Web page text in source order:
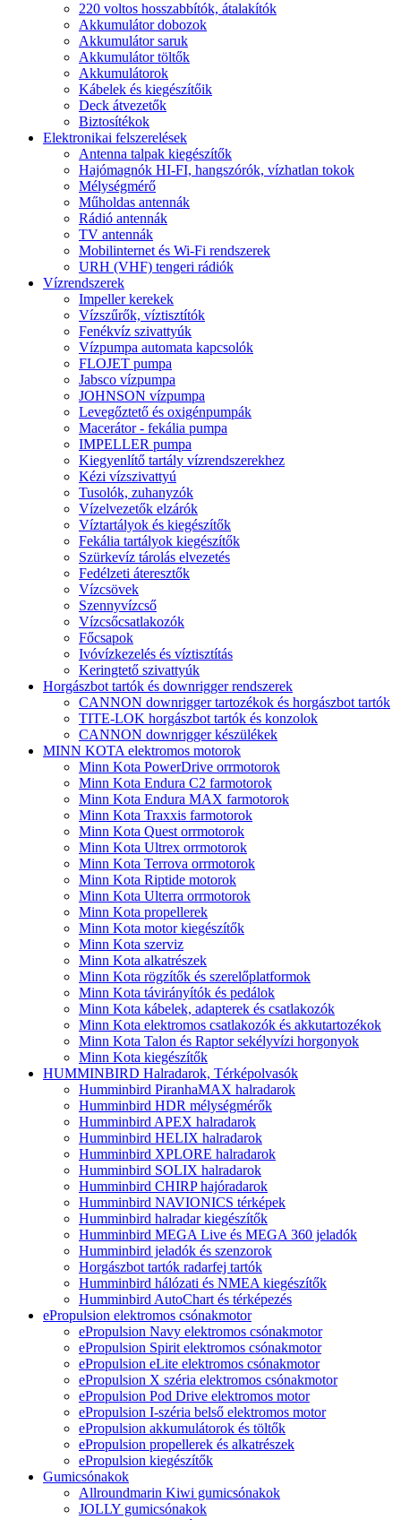
220 voltos hosszabbítók, átalakítók
Akkumulátor dobozok
Akkumulátor saruk
Akkumulátor töltők
Akkumulátorok
Kábelek és kiegészítőik
Deck átvezetők
Biztosítékok
Elektronikai felszerelések
Antenna talpak kiegészítők
Hajómagnók HI-FI, hangszórók, vízhatlan tokok
Mélységmérő
Műholdas antennák
Rádió antennák
TV antennák
Mobilinternet és Wi-Fi rendszerek
URH (VHF) tengeri rádiók
Vízrendszerek
Impeller kerekek
Vízszűrők, víztisztítók
Fenékvíz szivattyúk
Vízpumpa automata kapcsolók
FLOJET pumpa
Jabsco vízpumpa
JOHNSON vízpumpa
Levegőztető és oxigénpumpák
Macerátor - fekália pumpa
IMPELLER pumpa
Kiegyenlítő tartály vízrendszerekhez
Kézi vízszivattyú
Tusolók, zuhanyzók
Vízelvezetők elzárók
Víztartályok és kiegészítők
Fekália tartályok kiegészítők
Szürkevíz tárolás elvezetés
Fedélzeti áteresztők
Vízcsövek
Szennyvízcső
Vízcsőcsatlakozók
Főcsapok
Ivóvízkezelés és víztisztítás
Keringtető szivattyúk
Horgászbot tartók és downrigger rendszerek
CANNON downrigger tartozékok és horgászbot tartók
TITE-LOK horgászbot tartók és konzolok
CANNON downrigger készülékek
MINN KOTA elektromos motorok
Minn Kota PowerDrive orrmotorok
Minn Kota Endura C2 farmotorok
Minn Kota Endura MAX farmotorok
Minn Kota Traxxis farmotorok
Minn Kota Quest orrmotorok
Minn Kota Ultrex orrmotorok
Minn Kota Terrova orrmotorok
Minn Kota Riptide motorok
Minn Kota Ulterra orrmotorok
Minn Kota propellerek
Minn Kota motor kiegészítők
Minn Kota szerviz
Minn Kota alkatrészek
Minn Kota rögzítők és szerelőplatformok
Minn Kota távirányítók és pedálok
Minn Kota kábelek, adapterek és csatlakozók
Minn Kota elektromos csatlakozók és akkutartozékok
Minn Kota Talon és Raptor sekélyvízi horgonyok
Minn Kota kiegészítők
HUMMINBIRD Halradarok, Térképolvasók
Humminbird PiranhaMAX halradarok
Humminbird HDR mélységmérők
Humminbird APEX halradarok
Humminbird HELIX halradarok
Humminbird XPLORE halradarok
Humminbird SOLIX halradarok
Humminbird CHIRP hajóradarok
Humminbird NAVIONICS térképek
Humminbird halradar kiegészítők
Humminbird MEGA Live és MEGA 360 jeladók
Humminbird jeladók és szenzorok
Horgászbot tartók radarfej tartók
Humminbird hálózati és NMEA kiegészítők
Humminbird AutoChart és térképezés
ePropulsion elektromos csónakmotor
ePropulsion Navy elektromos csónakmotor
ePropulsion Spirit elektromos csónakmotor
ePropulsion eLite elektromos csónakmotor
ePropulsion X széria elektromos csónakmotor
ePropulsion Pod Drive elektromos motor
ePropulsion I-széria belső elektromos motor
ePropulsion akkumulátorok és töltők
ePropulsion propellerek és alkatrészek
ePropulsion kiegészítők
Gumicsónakok
Allroundmarin Kiwi gumicsónakok
JOLLY gumicsónakok